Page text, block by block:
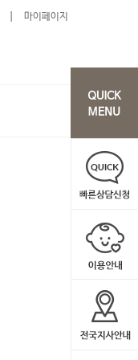
마이페이지